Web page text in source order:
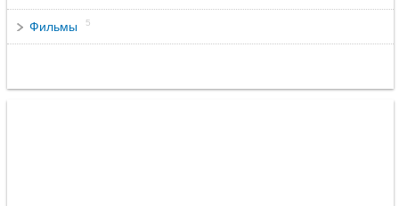
Фильмы 5